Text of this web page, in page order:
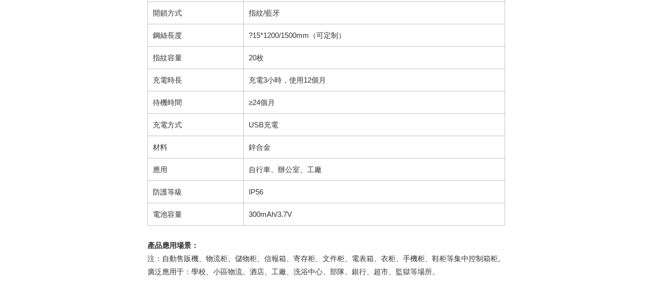
開鎖方式 指紋/藍牙
鋼絲長度 ?15*1200/1500mm（可定制）
指紋容量 20枚
充電時長 充電3小時，使用12個月
待機時間 ≥24個月
充電方式 USB充電
材料 鋅合金
應用 自行車、辦公室、工廠
防護等級 IP56
電池容量 300mAh/3.7V
產品應用場景：
注：自動售販機、物流柜、儲物柜、信報箱、寄存柜、文件柜、電表箱、衣柜、手機柜、鞋柜等集中控制箱柜。
廣泛應用于：學校、小區物流、酒店、工廠、洗浴中心、部隊、銀行、超市、監獄等場所。